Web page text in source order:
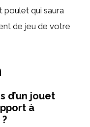
poulet qui saura
de jeu de votre
d’un jouet
à